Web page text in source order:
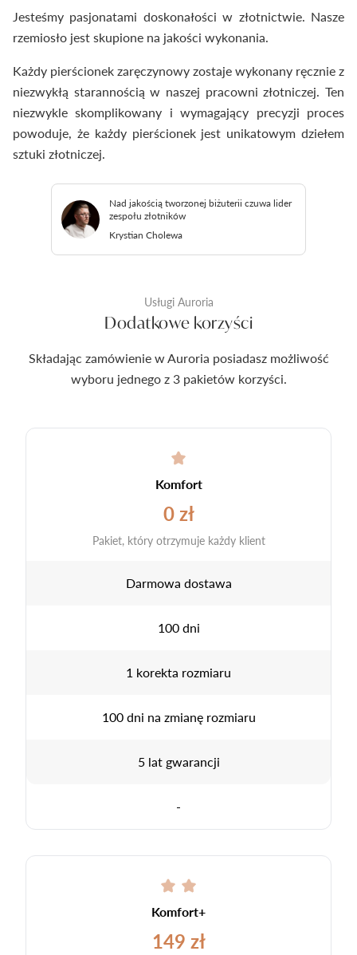
Jesteśmy pasjonatami doskonałości w złotnictwie. Nasze
rzemiosło jest skupione na jakości wykonania.
Każdy pierścionek zaręczynowy zostaje wykonany ręcznie z
niezwykłą starannością w naszej pracowni złotniczej. Ten
niezwykle skomplikowany i wymagający precyzji proces
powoduje, że każdy pierścionek jest unikatowym dziełem
sztuki złotniczej.
Nad jakością tworzonej biżuterii czuwa lider
zespołu złotników
Krystian Cholewa
Usługi Auroria
Dodatkowe korzyści
Składając zamówienie w Auroria posiadasz możliwość
wyboru jednego z 3 pakietów korzyści.
Komfort
0 zł
Pakiet, który otrzymuje każdy klient
Darmowa dostawa
100 dni
1 korekta rozmiaru
100 dni na zmianę rozmiaru
5 lat gwarancji
-
Komfort+
149 zł